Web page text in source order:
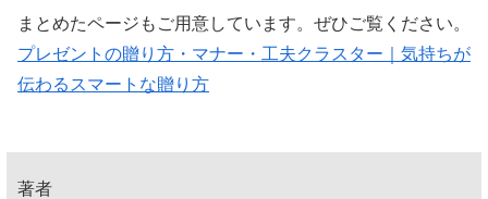
まとめたページもご用意しています。ぜひご覧ください。
プレゼントの贈り方・マナー・工夫クラスター｜気持ちが
伝わるスマートな贈り方
著者